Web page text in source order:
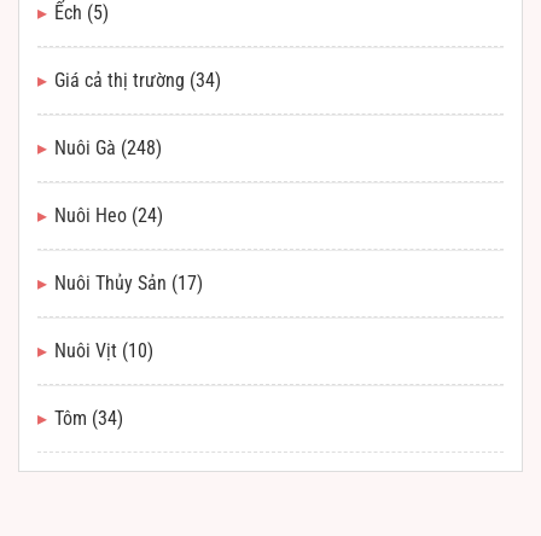
Ếch (5)
Giá cả thị trường (34)
Nuôi Gà (248)
Nuôi Heo (24)
Nuôi Thủy Sản (17)
Nuôi Vịt (10)
Tôm (34)